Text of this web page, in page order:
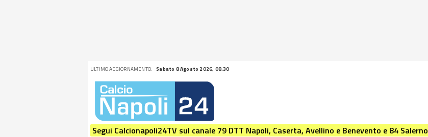
ULTIMO AGGIORNAMENTO: Sabato 8 Agosto 2026, 08:30
Segui Calcionapoli24TV sul canale 79 DTT Napoli, Caserta, Avellino e Benevento e 84 Salerno